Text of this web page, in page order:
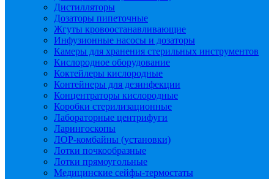
Дистилляторы
Дозаторы пипеточные
Жгуты кровоостанавливающие
Инфузионные насосы и дозаторы
Камеры для хранения стерильных инструментов
Кислородное оборудование
Коктейлеры кислородные
Контейнеры для дезинфекции
Концентраторы кислородные
Коробки стерилизационные
Лабораторные центрифуги
Ларингоскопы
ЛОР-комбайны (установки)
Лотки почкообразные
Лотки прямоугольные
Медицинские сейфы-термостаты